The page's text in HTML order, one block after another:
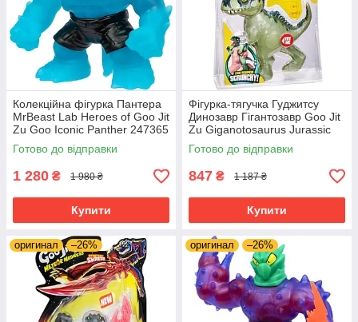
Колекційна фігурка Пантера
MrBeast Lab Heroes of Goo Jit
Zu Goo Iconic Panther 247365
Готово до відправки
1 280 ₴ 1 980 ₴
Купити
Фігурка-тягучка Гуджитсу
Динозавр Гігантозавр Goo Jit
Zu Giganotosaurus Jurassic
World 41306
Готово до відправки
847 ₴ 1 187 ₴
Купити
оригинал –26% оригинал –26%